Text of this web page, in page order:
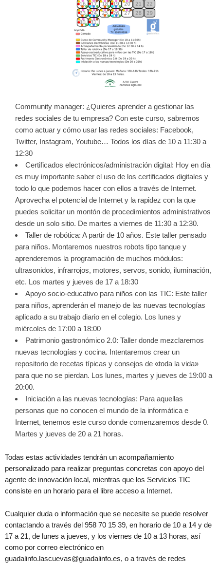
Community manager: ¿Quieres aprender a gestionar las
redes sociales de tu empresa? Con este curso, sabremos
como actuar y cómo usar las redes sociales: Facebook,
Twitter, Instagram, Youtube… Todos los días de 10 a 11:30 a
12:30
Certificados electrónicos/administración digital: Hoy en día
es muy importante saber el uso de los certificados digitales y
todo lo que podemos hacer con ellos a través de Internet.
Aprovecha el potencial de Internet y la rapidez con la que
puedes solicitar un montón de procedimientos administrativos
desde un solo sitio. De martes a viernes de 11:30 a 12:30.
Taller de robótica: A partir de 10 años. Este taller pensado
para niños. Montaremos nuestros robots tipo tanque y
aprenderemos la programación de muchos módulos:
ultrasonidos, infrarrojos, motores, servos, sonido, iluminación,
etc. Los martes y jueves de 17 a 18:30
Apoyo socio-educativo para niños con las TIC: Este taller
para niños, aprenderán el manejo de las nuevas tecnologías
aplicado a su trabajo diario en el colegio. Los lunes y
miércoles de 17:00 a 18:00
Patrimonio gastronómico 2.0: Taller donde mezclaremos
nuevas tecnologías y cocina. Intentaremos crear un
repositorio de recetas típicas y consejos de «toda la vida»
para que no se pierdan. Los lunes, martes y jueves de 19:00 a
20:00.
Iniciación a las nuevas tecnologías: Para aquellas
personas que no conocen el mundo de la informática e
Internet, tenemos este curso donde comenzaremos desde 0.
Martes y jueves de 20 a 21 horas.
Todas estas actividades tendrán un acompañamiento
personalizado para realizar preguntas concretas con apoyo del
agente de innovación local, mientras que los Servicios TIC
consiste en un horario para el libre acceso a Internet.
Cualquier duda o información que se necesite se puede resolver
contactando a través del 958 70 15 39, en horario de 10 a 14 y de
17 a 21, de lunes a jueves, y los viernes de 10 a 13 horas, así
como por correo electrónico en
guadalinfo.lascuevas@guadalinfo.es, o a través de redes